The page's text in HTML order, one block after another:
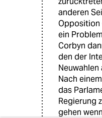
anderen
Opposition
ein
Corbyn
den der
Nach
das
Regierung
gehen